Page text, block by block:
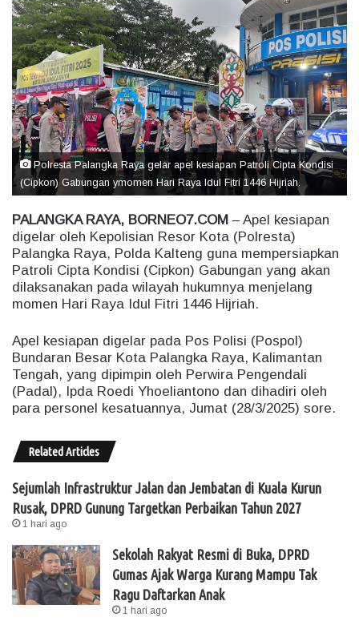
n
d
a
n
e
m
a
i
l
Polresta Palangka Raya gelar apel kesiapan Patroli Cipta Kondisi
(Cipkon) Gabungan ymomen Hari Raya Idul Fitri 1446 Hijriah.
PALANGKA RAYA, BORNEO7.COM – Apel kesiapan
digelar oleh Kepolisian Resor Kota (Polresta)
Palangka Raya, Polda Kalteng guna mempersiapkan
Patroli Cipta Kondisi (Cipkon) Gabungan yang akan
dilaksanakan pada wilayah hukumnya menjelang
momen Hari Raya Idul Fitri 1446 Hijriah.
Apel kesiapan digelar pada Pos Polisi (Pospol)
Bundaran Besar Kota Palangka Raya, Kalimantan
Tengah, yang dipimpin oleh Perwira Pengendali
(Padal), Ipda Roedi Yhoeliantono dan dihadiri oleh
para personel kesatuannya, Jumat (28/3/2025) sore.
Related Articles
Sejumlah Infrastruktur Jalan dan Jembatan di Kuala Kurun
Rusak, DPRD Gunung Targetkan Perbaikan Tahun 2027
1 hari ago
Sekolah Rakyat Resmi di Buka, DPRD
Gumas Ajak Warga Kurang Mampu Tak
Ragu Daftarkan Anak
1 hari ago